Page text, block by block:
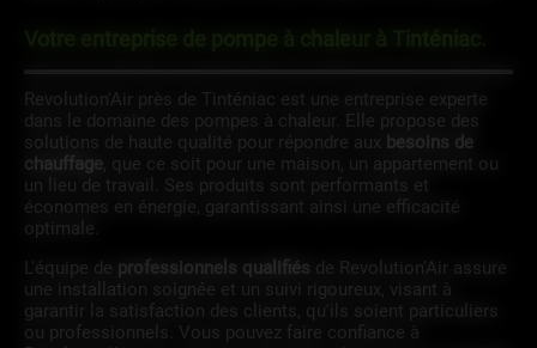
Revolution'Air près de Tinténiac est une entreprise experte
dans le domaine des pompes à chaleur. Elle propose des
solutions de haute qualité pour répondre aux
besoins de
chauffage, que ce soit pour une maison, un appartement ou
un lieu de travail. Ses produits sont performants et
économes en énergie, garantissant ainsi une efficacité
optimale.
L'équipe de professionnels qualifiés de Revolution'Air assure
une installation soignée et un suivi rigoureux, visant à
garantir la satisfaction des clients, qu'ils soient particuliers
ou professionnels. Vous pouvez faire confiance à